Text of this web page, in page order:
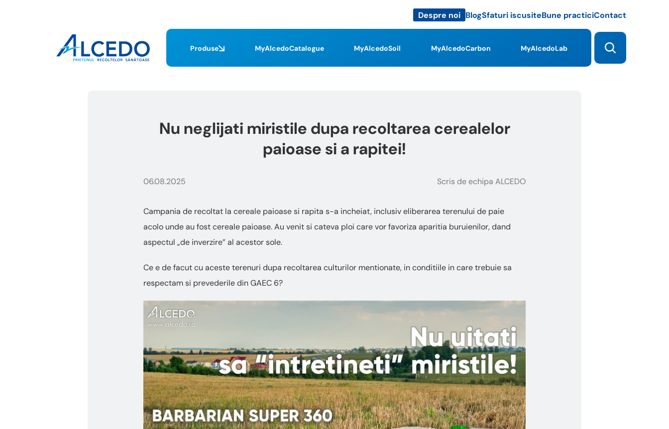
Produse MyAlcedoCatalogue MyAlcedoSoil MyAlcedoCarbon MyAlcedoLab
Despre noi BlogSfaturi iscusiteBune practiciContact
Nu neglijati miristile dupa recoltarea cerealelor
paioase si a rapitei!
06.08.2025 Scris de echipa ALCEDO
Campania de recoltat la cereale paioase si rapita s-a incheiat, inclusiv eliberarea terenului de paie
acolo unde au fost cereale paioase. Au venit si cateva ploi care vor favoriza aparitia buruienilor, dand
aspectul „de inverzire” al acestor sole.
Ce e de facut cu aceste terenuri dupa recoltarea culturilor mentionate, in conditiile in care trebuie sa
respectam si prevederile din GAEC 6?